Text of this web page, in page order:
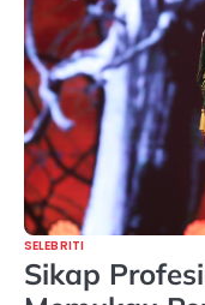
SELEBRITI
Sikap